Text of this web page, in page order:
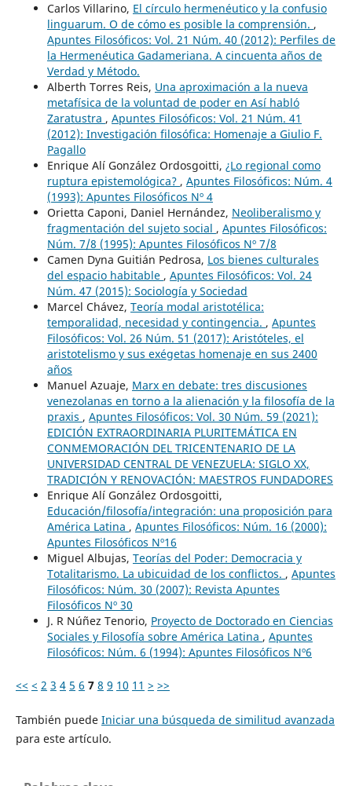
Carlos Villarino, El círculo hermenéutico y la confusio
linguarum. O de cómo es posible la comprensión. ,
Apuntes Filosóficos: Vol. 21 Núm. 40 (2012): Perfiles de
la Hermenéutica Gadameriana. A cincuenta años de
Verdad y Método.
Alberth Torres Reis, Una aproximación a la nueva
metafísica de la voluntad de poder en Así habló
Zaratustra , Apuntes Filosóficos: Vol. 21 Núm. 41
(2012): Investigación filosófica: Homenaje a Giulio F.
Pagallo
Enrique Alí González Ordosgoitti, ¿Lo regional como
ruptura epistemológica? , Apuntes Filosóficos: Núm. 4
(1993): Apuntes Filosóficos Nº 4
Orietta Caponi, Daniel Hernández, Neoliberalismo y
fragmentación del sujeto social , Apuntes Filosóficos:
Núm. 7/8 (1995): Apuntes Filosóficos Nº 7/8
Camen Dyna Guitián Pedrosa, Los bienes culturales
del espacio habitable , Apuntes Filosóficos: Vol. 24
Núm. 47 (2015): Sociología y Sociedad
Marcel Chávez, Teoría modal aristotélica:
temporalidad, necesidad y contingencia. , Apuntes
Filosóficos: Vol. 26 Núm. 51 (2017): Aristóteles, el
aristotelismo y sus exégetas homenaje en sus 2400
años
Manuel Azuaje, Marx en debate: tres discusiones
venezolanas en torno a la alienación y la filosofía de la
praxis , Apuntes Filosóficos: Vol. 30 Núm. 59 (2021):
EDICIÓN EXTRAORDINARIA PLURITEMÁTICA EN
CONMEMORACIÓN DEL TRICENTENARIO DE LA
UNIVERSIDAD CENTRAL DE VENEZUELA: SIGLO XX,
TRADICIÓN Y RENOVACIÓN: MAESTROS FUNDADORES
Enrique Alí González Ordosgoitti,
Educación/filosofía/integración: una proposición para
América Latina , Apuntes Filosóficos: Núm. 16 (2000):
Apuntes Filosóficos Nº16
Miguel Albujas, Teorías del Poder: Democracia y
Totalitarismo. La ubicuidad de los conflictos. , Apuntes
Filosóficos: Núm. 30 (2007): Revista Apuntes
Filosóficos Nº 30
J. R Núñez Tenorio, Proyecto de Doctorado en Ciencias
Sociales y Filosofía sobre América Latina , Apuntes
Filosóficos: Núm. 6 (1994): Apuntes Filosóficos Nº6
<< < 2 3 4 5 6 7 8 9 10 11 > >>
También puede Iniciar una búsqueda de similitud avanzada
para este artículo.